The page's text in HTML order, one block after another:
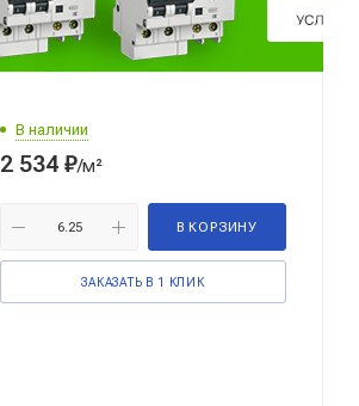
В наличии
2 534 ₽/м²
В КОРЗИНУ
ЗАКАЗАТЬ В 1 КЛИК